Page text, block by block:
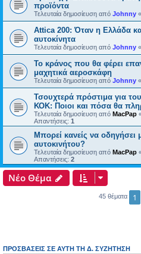
προϊόντα
Τελευταία δημοσίευση από Johnny «
Attica 200: Όταν η Ελλάδα
αυτοκίνητα
Τελευταία δημοσίευση από Johnny «
To κράνος που θα φέρει
μαχητικά αεροσκάφη
Τελευταία δημοσίευση από Johnny «
Τσουχτερά πρόστιμα για
ΚΟΚ: Ποιοι και πόσα θα
Τελευταία δημοσίευση από MacPap
Απαντήσεις: 1
Μπορεί κανείς να
αυτοκινήτου?
Τελευταία δημοσίευση από MacPap
Απαντήσεις: 2
Νέο Θέμα
45 θέματα 1
ΠΡΟΣΒΆΣΕΙΣ ΣΕ ΑΥΤΉ ΤΗ Δ. ΣΥΖΉΤΗΣΗ